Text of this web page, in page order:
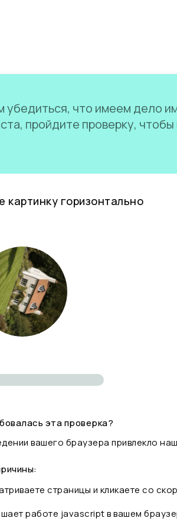
убедиться, что имеем дело
пройдите проверку, чтобы
картинку горизонтально
эта проверка?
вашего браузера привлекло
страницы и кликаете со
работе javascript в вашем